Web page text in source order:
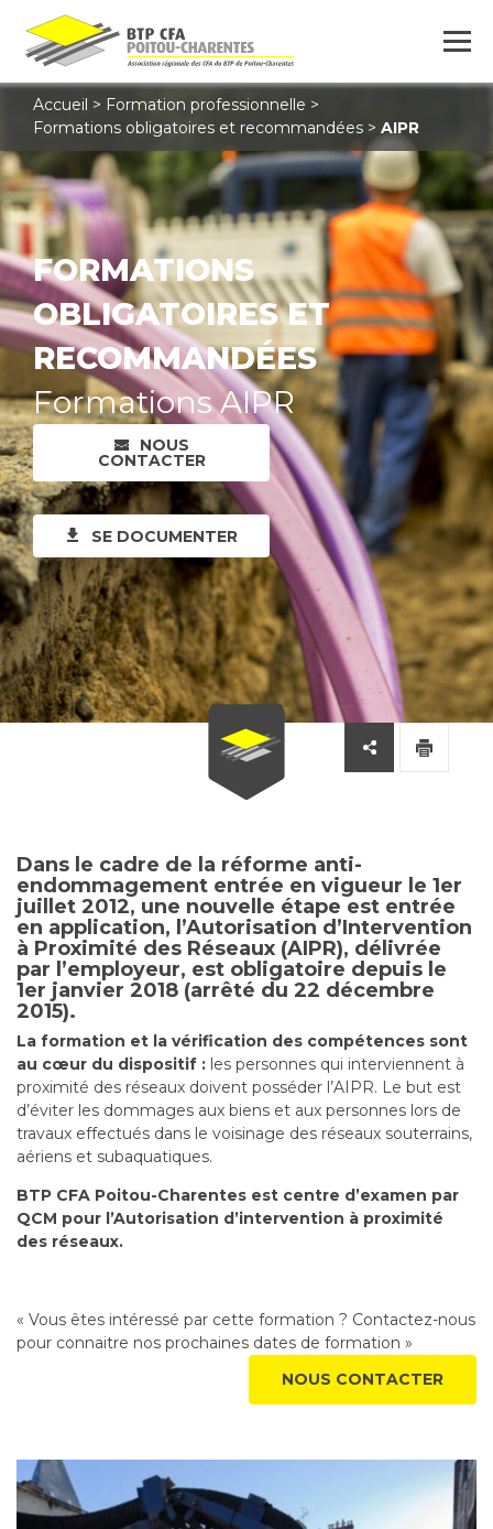
FORMATIONS
OBLIGATOIRES ET
RECOMMANDÉES
Formations AIPR
NOUS
CONTACTER
SE DOCUMENTER
Accueil > Formation professionnelle >
Formations obligatoires et recommandées > AIPR
Dans le cadre de la réforme anti-
endommagement entrée en vigueur le 1er
juillet 2012, une nouvelle étape est entrée
en application, l’Autorisation d’Intervention
à Proximité des Réseaux (AIPR), délivrée
par l’employeur, est obligatoire depuis le
1er janvier 2018 (arrêté du 22 décembre
2015).
La formation et la vérification des compétences sont
au cœur du dispositif : les personnes qui interviennent à
proximité des réseaux doivent posséder l’AIPR. Le but est
d’éviter les dommages aux biens et aux personnes lors de
travaux effectués dans le voisinage des réseaux souterrains,
aériens et subaquatiques.
BTP CFA Poitou-Charentes est centre d’examen par
QCM pour l’Autorisation d’intervention à proximité
des réseaux.
« Vous êtes intéressé par cette formation ? Contactez-nous
pour connaitre nos prochaines dates de formation »
NOUS CONTACTER